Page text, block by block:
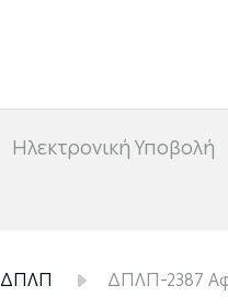
Hλεκτρονική Υποβολή
ΔΠΛΠ ΔΠΛΠ-2387